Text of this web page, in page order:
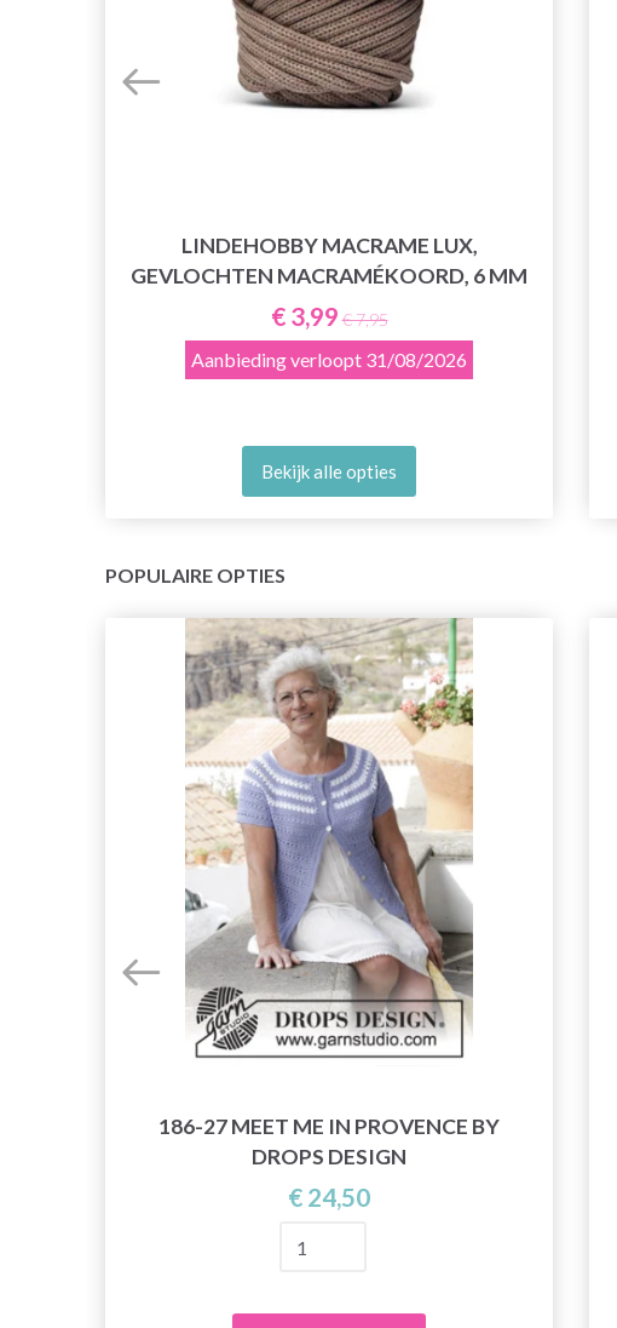
LINDEHOBBY MACRAME LUX,
GEVLOCHTEN MACRAMÉKOORD, 6 MM
€ 3,99 € 7,95
Aanbieding verloopt 31/08/2026
Bekijk alle opties
POPULAIRE OPTIES
186-27 MEET ME IN PROVENCE BY
DROPS DESIGN
€ 24,50